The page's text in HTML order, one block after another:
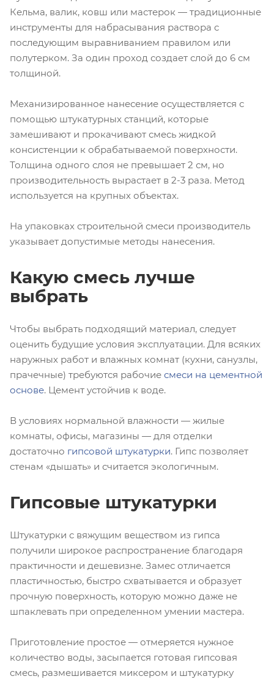
Кельма, валик, ковш или мастерок — традиционные
инструменты для набрасывания раствора с
последующим выравниванием правилом или
полутерком. За один проход создает слой до 6 см
толщиной.
Механизированное нанесение осуществляется с
помощью штукатурных станций, которые
замешивают и прокачивают смесь жидкой
консистенции к обрабатываемой поверхности.
Толщина одного слоя не превышает 2 см, но
производительность вырастает в 2-3 раза. Метод
используется на крупных объектах.
На упаковках строительной смеси производитель
указывает допустимые методы нанесения.
Какую смесь лучше
выбрать
Чтобы выбрать подходящий материал, следует
оценить будущие условия эксплуатации. Для всяких
наружных работ и влажных комнат (кухни, санузлы,
прачечные) требуются рабочие смеси на цементной
основе. Цемент устойчив к воде.
В условиях нормальной влажности — жилые
комнаты, офисы, магазины — для отделки
достаточно гипсовой штукатурки. Гипс позволяет
стенам «дышать» и считается экологичным.
Гипсовые штукатурки
Штукатурки с вяжущим веществом из гипса
получили широкое распространение благодаря
практичности и дешевизне. Замес отличается
пластичностью, быстро схватывается и образует
прочную поверхность, которую можно даже не
шпаклевать при определенном умении мастера.
Приготовление простое — отмеряется нужное
количество воды, засыпается готовая гипсовая
смесь, размешивается миксером и штукатурку